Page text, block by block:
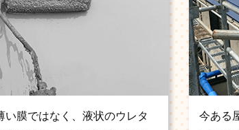
い膜ではなく、液状のウレタ
今ある